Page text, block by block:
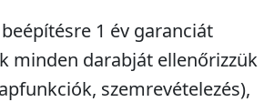
1 év garanciát
minden darabját ellenőrizzük
szemrevételezés),